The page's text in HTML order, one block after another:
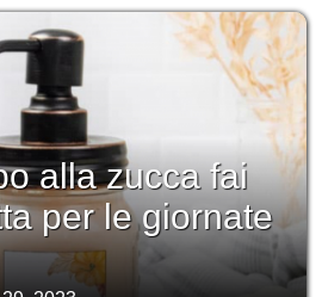
alla zucca fai
per le giornate